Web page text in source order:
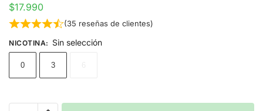
$17.990
(35 reseñas de clientes)
NICOTINA: Sin selección
0 3